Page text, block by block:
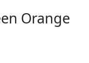
Orange